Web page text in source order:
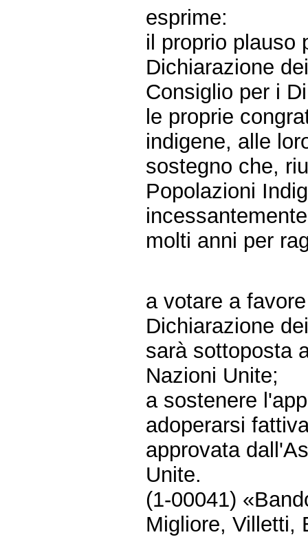
esprime:
il proprio plauso
Dichiarazione
Consiglio per i
le proprie
indigene, alle
sostegno che,
Popolazioni
molti anni per
a votare a
Dichiarazione
sarà sottoposta
Nazioni Unite;
a sostenere
adoperarsi
approvata
Unite.
(1-00041)
Migliore, Villetti,